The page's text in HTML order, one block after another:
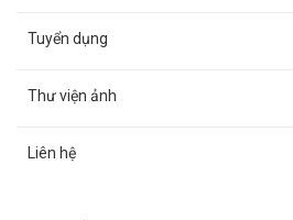
Tuyển dụng
Thư viện ảnh
Liên hệ